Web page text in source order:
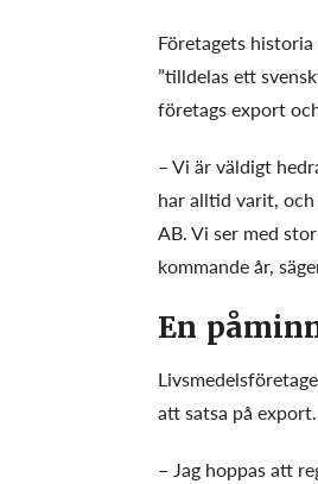
Företagets
”tilldelas ett
företags export
– Vi är väldigt
har alltid varit,
AB. Vi ser med
kommande år,
En
att satsa på
– Jag hoppas att